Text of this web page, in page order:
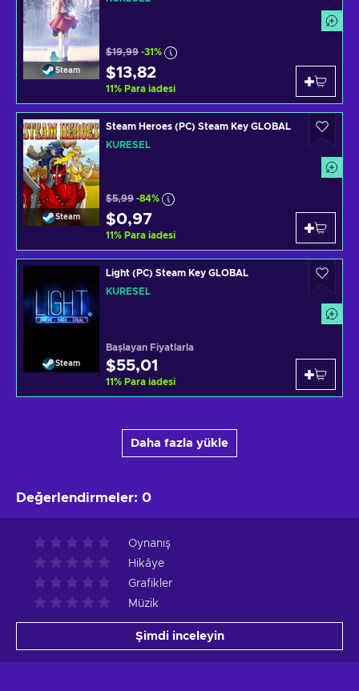
Steam
$19,99 -31%
$13,82
11% Para iadesi
Steam
Steam Heroes (PC) Steam Key GLOBAL
KÜRESEL
$5,99 -84%
$0,97
11% Para iadesi
Steam
Light (PC) Steam Key GLOBAL
KÜRESEL
Başlayan Fiyatlarla
$55,01
11% Para iadesi
Daha fazla yükle
Değerlendirmeler: 0
Oynanış
Hikâye
Grafikler
Müzik
Şimdi inceleyin